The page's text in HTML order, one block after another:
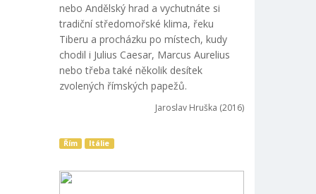
nebo Andělský hrad a vychutnáte si
tradiční středomořské klima, řeku
Tiberu a procházku po místech, kudy
chodil i Julius Caesar, Marcus Aurelius
nebo třeba také několik desítek
zvolených římských papežů.
Jaroslav Hruška (2016)
Řím Itálie